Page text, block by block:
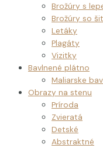
Brožúry s
Brožúry so
Letáky
Plagáty
Vizitky
Bavlnené plátno
Maliarske
Obrazy na stenu
Príroda
Zvieratá
Detské
Abstraktné